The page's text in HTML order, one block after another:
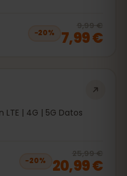
−20%
9,99 €
7,99 €
LTE | 4G | 5G Datos
−20%
25,99 €
20,99 €